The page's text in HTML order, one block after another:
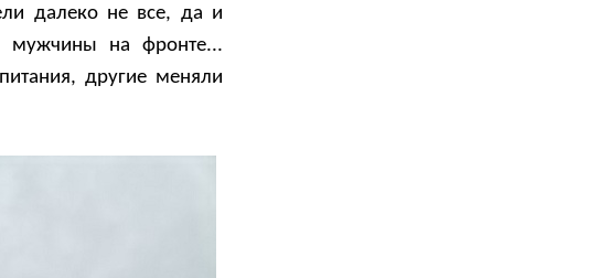
далеко не все, да и
мужчины на фронте...
другие меняли